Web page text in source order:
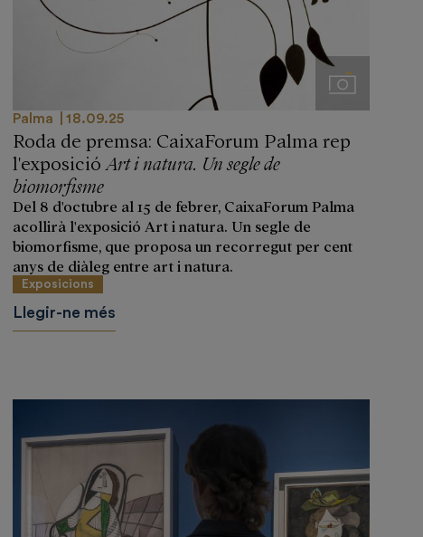
Imágenes
Palma 18.09.25
Roda de premsa: CaixaForum Palma rep
l'exposició Art i natura. Un segle de
biomorfisme
Del 8 d'octubre al 15 de febrer, CaixaForum Palma
acollirà l'exposició Art i natura. Un segle de
biomorfisme, que proposa un recorregut per cent
anys de diàleg entre art i natura.
Exposicions
Llegir-ne més